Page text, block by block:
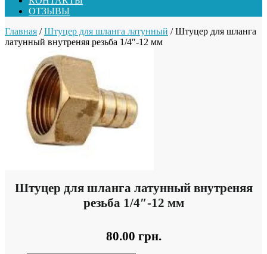
ОТЗЫВЫ
Главная /Штуцер для шланга латунный / Штуцер для шланга
латунный внутреняя резьба 1/4″-12 мм
Штуцер для шланга латунный внутреняя
резьба 1/4″-12 мм
80.00 грн.